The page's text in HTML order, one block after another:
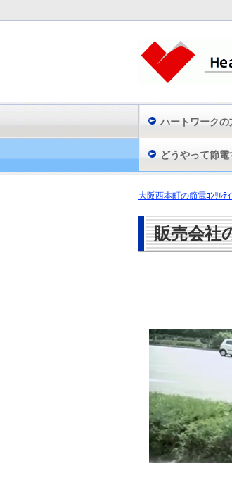
ハートワークの
どうやって節
大阪西本町の節電ｺﾝｻﾙﾃ
販売会社